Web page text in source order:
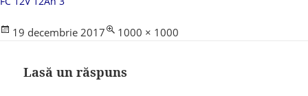
Posted
19 decembrie 2017
Full
1000 × 1000
Lasă un răspuns